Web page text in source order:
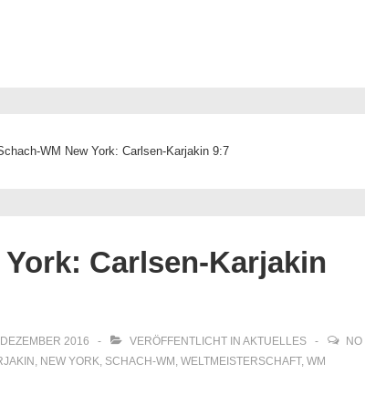
WM New York: Carlsen-Karjakin 9:7
Carlsen-Karjakin
2016 VERÖFFENTLICHT IN AKTUELLES
NO
, NEW YORK, SCHACH-WM , WELTMEISTERSCHAFT, WM